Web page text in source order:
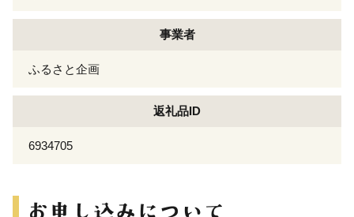
事業者
ふるさと企画
返礼品ID
6934705